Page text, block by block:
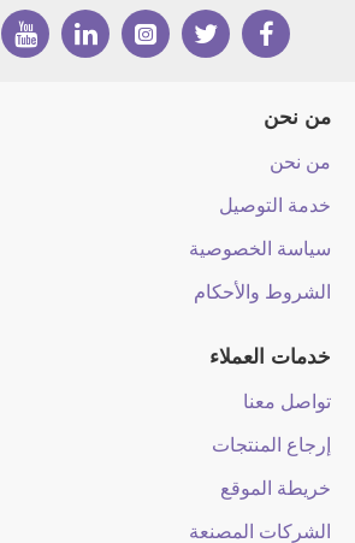
من نحن
من نحن
خدمة التوصيل
سياسة الخصوصية
الشروط والأحكام
خدمات العملاء
تواصل معنا
إرجاع المنتجات
خريطة الموقع
الشركات المصنعة